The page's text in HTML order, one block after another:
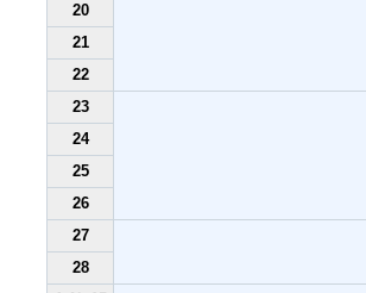
20
21
22
23
24
25
26
27
28